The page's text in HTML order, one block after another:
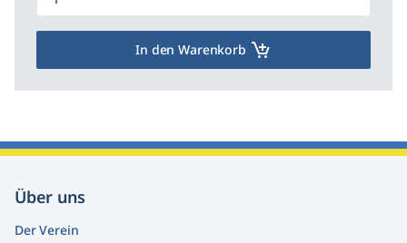
In den Warenkorb
Über uns
Der Verein